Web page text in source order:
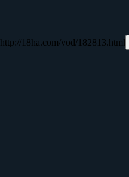
http://18ha.com/vod/182813.html